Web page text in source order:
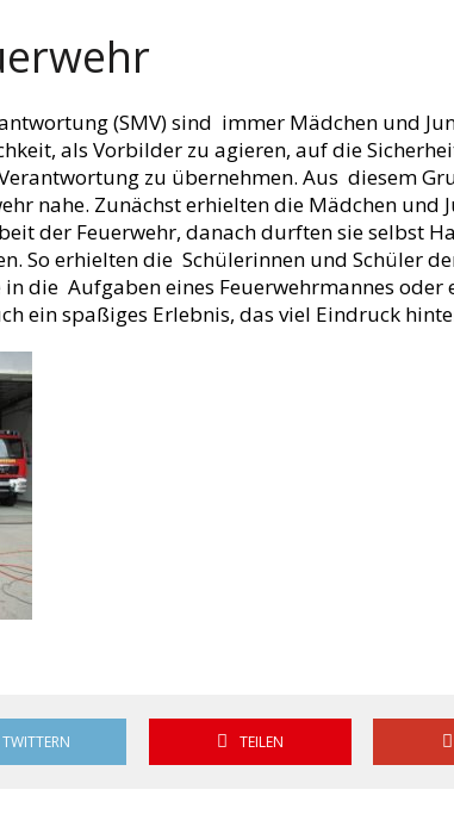
(SMV) sind immer Mädchen und
als Vorbilder zu agieren, auf die
zu übernehmen. Aus diesem
nahe. Zunächst erhielten die Mädchen und
der Feuerwehr, danach durften sie selbst
So erhielten die Schülerinnen und Schüler
die Aufgaben eines Feuerwehrmannes oder
ein spaßiges Erlebnis, das viel Eindruck
TWITTERN TEILEN